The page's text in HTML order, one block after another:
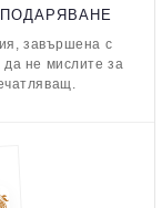
завършена с
не мислите за